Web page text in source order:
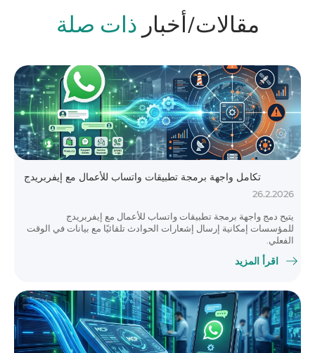
مقالات/أخبار ذات صلة
تكامل واجهة برمجة تطبيقات واتساب للأعمال مع إيفربريدج
26.2.2026
يتيح دمج واجهة برمجة تطبيقات واتساب للأعمال مع إيفربريدج
للمؤسسات إمكانية إرسال إشعارات الحوادث تلقائيًا مع بيانات في الوقت
الفعلي.
اقرأ المزيد